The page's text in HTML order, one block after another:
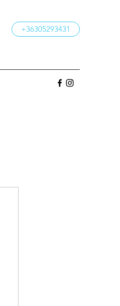
+36305293431